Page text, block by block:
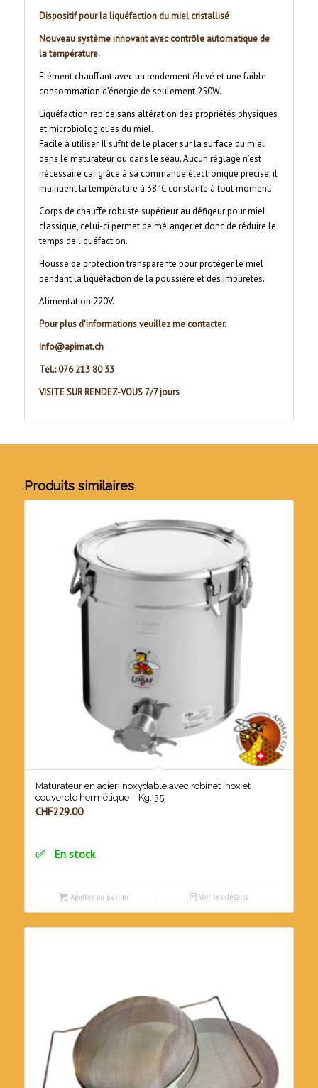
Dispositif pour la liquéfaction du miel cristallisé
Nouveau système innovant avec contrôle automatique de
la température.
Elément chauffant avec un rendement élevé et une faible
consommation d’énergie de seulement 250W.
Liquéfaction rapide sans altération des propriétés physiques
et microbiologiques du miel.
Facile à utiliser. Il suffit de le placer sur la surface du miel
dans le maturateur ou dans le seau. Aucun réglage n’est
nécessaire car grâce à sa commande électronique précise, il
maintient la température à 38°C constante à tout moment.
Corps de chauffe robuste supérieur au défigeur pour miel
classique, celui-ci permet de mélanger et donc de réduire le
temps de liquéfaction.
Housse de protection transparente pour protéger le miel
pendant la liquéfaction de la poussière et des impuretés.
Alimentation 220V.
Pour plus d’informations veuillez me contacter.
info@apimat.ch
Tél.: 076 213 80 33
VISITE SUR RENDEZ-VOUS 7/7 jours
Produits similaires
Maturateur en acier inoxydable avec robinet inox et
couvercle hermétique – Kg. 35
CHF229.00
En stock
Ajouter au panier Voir les détails